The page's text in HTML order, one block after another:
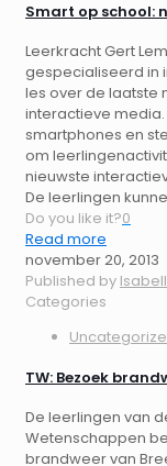
Smart op school:
Leerkracht Gert
gespecialiseerd in
les over de laatste
interactieve
smartphones en
om
nieuwste
De leerlingen
Do you like it?0
Read more
november 20, 2013
Published by
Categories
TW: Bezoek
De leerlingen van
Wetenschappen
brandweer van